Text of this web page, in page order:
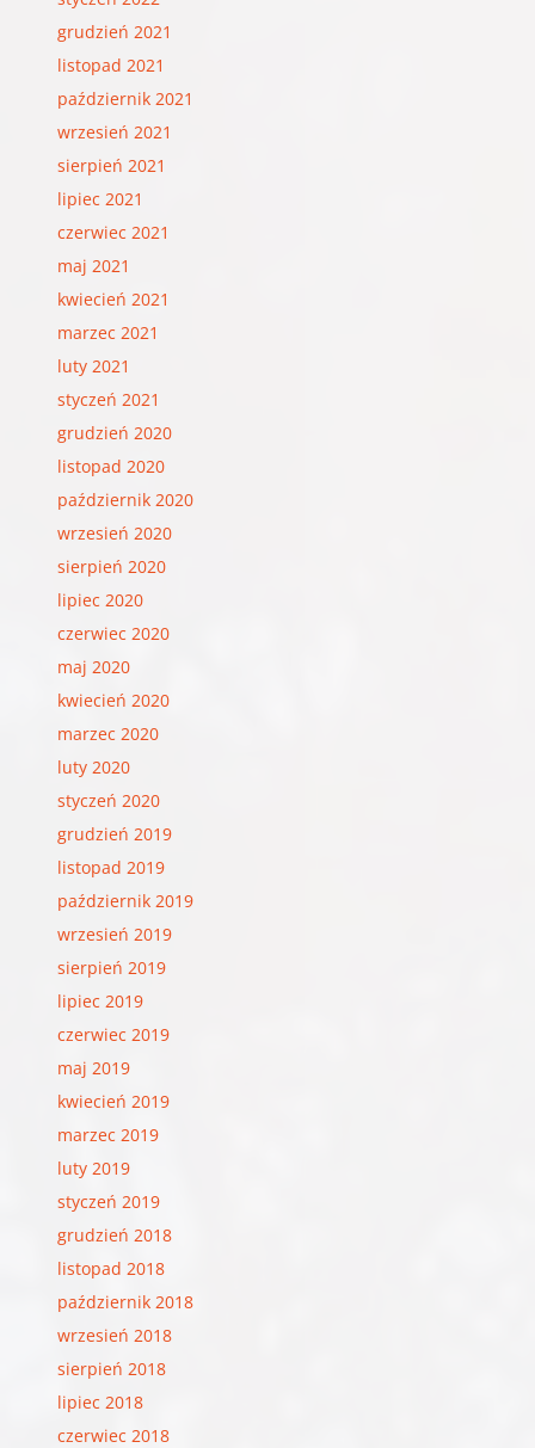
grudzień 2021
listopad 2021
październik 2021
wrzesień 2021
sierpień 2021
lipiec 2021
czerwiec 2021
maj 2021
kwiecień 2021
marzec 2021
luty 2021
styczeń 2021
grudzień 2020
listopad 2020
październik 2020
wrzesień 2020
sierpień 2020
lipiec 2020
czerwiec 2020
maj 2020
kwiecień 2020
marzec 2020
luty 2020
styczeń 2020
grudzień 2019
listopad 2019
październik 2019
wrzesień 2019
sierpień 2019
lipiec 2019
czerwiec 2019
maj 2019
kwiecień 2019
marzec 2019
luty 2019
styczeń 2019
grudzień 2018
listopad 2018
październik 2018
wrzesień 2018
sierpień 2018
lipiec 2018
czerwiec 2018